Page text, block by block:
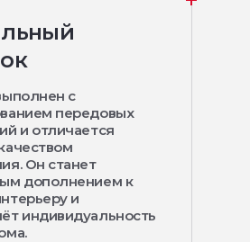
с
передовых
и отличается
Он станет
дополнением к
и
индивидуальность